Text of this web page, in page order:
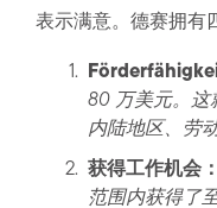
表示满意。德赛拥有
80 万美元。这
内陆地区、劳
获得工作机会：
范围内获得了